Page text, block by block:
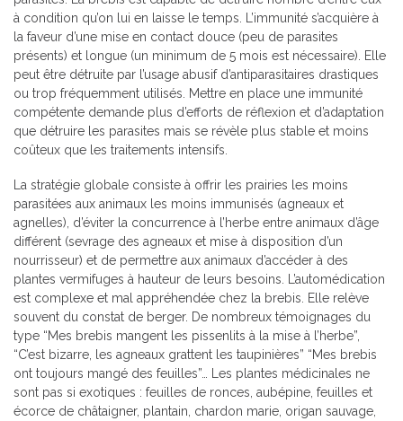
à condition qu’on lui en laisse le temps. L’immunité s’acquière à
la faveur d’une mise en contact douce (peu de parasites
présents) et longue (un minimum de 5 mois est nécessaire). Elle
peut être détruite par l’usage abusif d’antiparasitaires drastiques
ou trop fréquemment utilisés. Mettre en place une immunité
compétente demande plus d’efforts de réflexion et d’adaptation
que détruire les parasites mais se révèle plus stable et moins
coûteux que les traitements intensifs.
La stratégie globale consiste à offrir les prairies les moins
parasitées aux animaux les moins immunisés (agneaux et
agnelles), d’éviter la concurrence à l’herbe entre animaux d’âge
différent (sevrage des agneaux et mise à disposition d’un
nourrisseur) et de permettre aux animaux d’accéder à des
plantes vermifuges à hauteur de leurs besoins. L’automédication
est complexe et mal appréhendée chez la brebis. Elle relève
souvent du constat de berger. De nombreux témoignages du
type “Mes brebis mangent les pissenlits à la mise à l’herbe”,
“C’est bizarre, les agneaux grattent les taupinières” “Mes brebis
ont toujours mangé des feuilles”… Les plantes médicinales ne
sont pas si exotiques : feuilles de ronces, aubépine, feuilles et
écorce de châtaigner, plantain, chardon marie, origan sauvage,